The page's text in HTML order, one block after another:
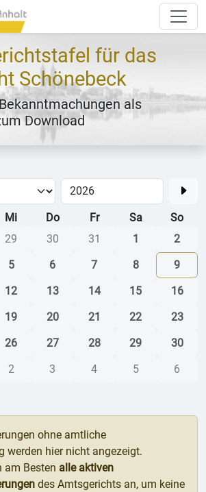
für das
Schönebeck
als
Download
ohne amtliche
werden hier nicht angezeigt.
am Besten alle aktiven
des Amtsgerichts an, um keine
Mi Do Fr Sa
So
29 30 31 1
2
5 6 7 8
9
12 13 14 15
16
19 20 21 22
23
26 27 28 29
30
2 3 4 5 6